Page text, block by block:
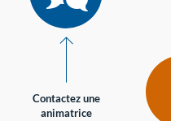
Contactez une
animatrice